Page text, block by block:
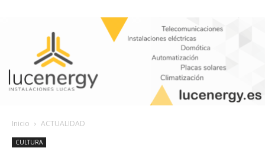
Inicio ACTUALIDAD
CULTURA